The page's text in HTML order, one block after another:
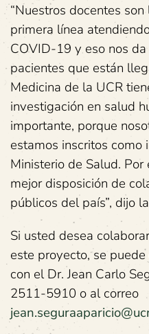
“Nuestros docentes
primera línea
COVID-19 y eso nos
pacientes que están
Medicina de la UCR
investigación en salud
importante, porque
estamos inscritos como
Ministerio de Salud.
mejor disposición de
públicos del país”, dijo
Si usted desea
este proyecto, se
con el Dr. Jean Carlo
2511-5910 o al correo